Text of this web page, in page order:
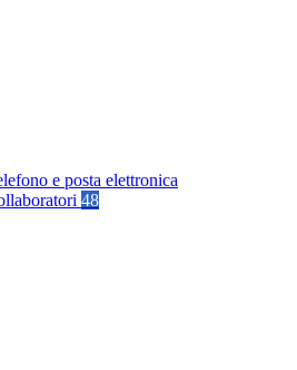
e posta elettronica
48